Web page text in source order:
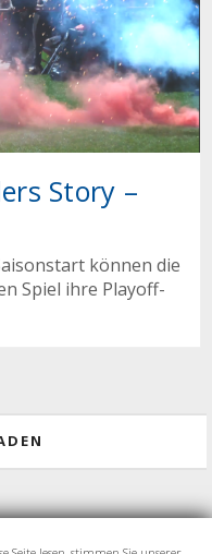
Story –
können die
Spiel ihre Playoff-